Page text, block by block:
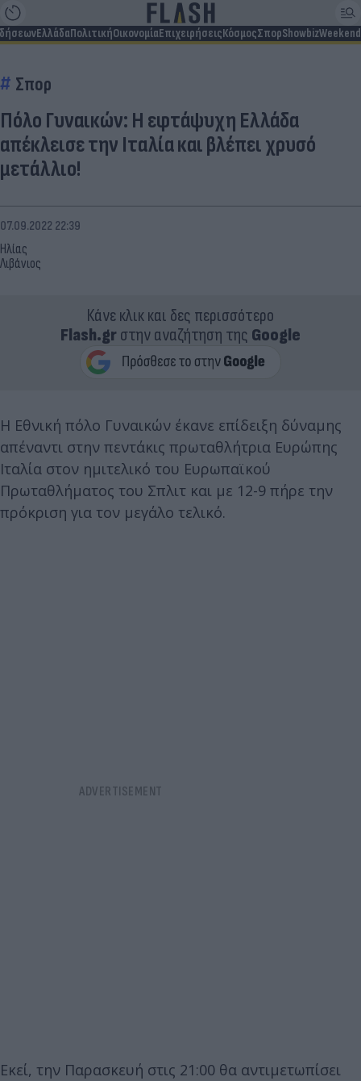
ΕλλάδαΠολιτικήΟικονομίαΕπιχειρήσειςΚόσμοςΣπορShowbizWeekend
Σπορ
Πόλο Γυναικών: Η εφτάψυχη Ελλάδα
απέκλεισε την Ιταλία και βλέπει χρυσό
μετάλλιο!
Ηλίας
Λιβάνιος
07.09.2022 22:39
Κάνε κλικ και δες περισσότερο
Flash.grστην αναζήτηση της Google
Η Εθνική πόλο Γυναικών έκανε επίδειξη δύναμης
απέναντι στην πεντάκις πρωταθλήτρια Ευρώπης
Ιταλία στον ημιτελικό του Ευρωπαϊκού
Πρωταθλήματος του Σπλιτ και με 12-9 πήρε την
πρόκριση για τον μεγάλο τελικό.
Εκεί, την Παρασκευή στις 21:00 θα αντιμετωπίσει